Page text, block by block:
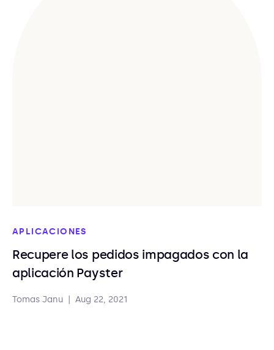
APLICACIONES
Recupere los pedidos impagados con la
aplicación Payster
Tomas Janu Aug 22, 2021